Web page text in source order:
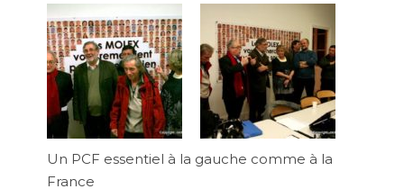
Un PCF essentiel à la gauche comme à la
France